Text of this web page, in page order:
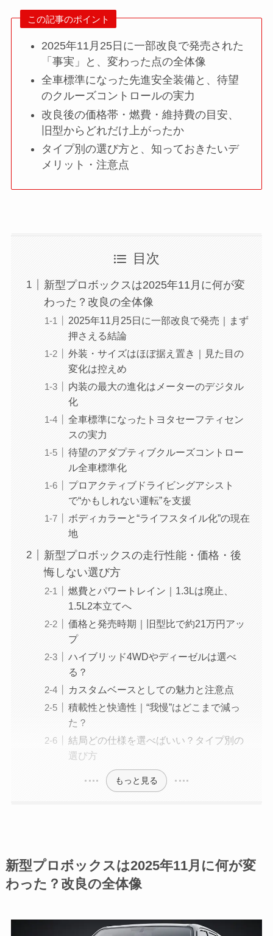
この記事のポイント
2025年11月25日に一部改良で発売された
「事実」と、変わった点の全体像
全車標準になった先進安全装備と、待望
のクルーズコントロールの実力
改良後の価格帯・燃費・維持費の目安、
旧型からどれだけ上がったか
タイプ別の選び方と、知っておきたいデ
メリット・注意点
目次
新型プロボックスは2025年11月に何が変
わった？改良の全体像
2025年11月25日に一部改良で発売｜まず
押さえる結論
外装・サイズはほぼ据え置き｜見た目の
変化は控えめ
内装の最大の進化はメーターのデジタル
化
全車標準になったトヨタセーフティセン
スの実力
待望のアダプティブクルーズコントロー
ル全車標準化
プロアクティブドライビングアシスト
で“かもしれない運転”を支援
ボディカラーと“ライフスタイル化”の現在
地
新型プロボックスの走行性能・価格・後
悔しない選び方
燃費とパワートレイン｜1.3Lは廃止、
1.5L2本立てへ
価格と発売時期｜旧型比で約21万円アッ
プ
ハイブリッド4WDやディーゼルは選べ
る？
カスタムベースとしての魅力と注意点
積載性と快適性｜“我慢”はどこまで減っ
た？
結局どの仕様を選べばいい？タイプ別の
選び方
もっと見る
新型プロボックスは2025年11月に何が変
わった？改良の全体像